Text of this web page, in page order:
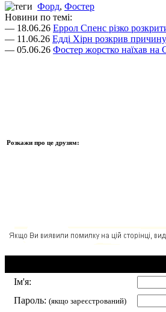
Форд, Фостер
Новини по темі:
— 18.06.26 Еррол Спенс різко
— 11.06.26 Едді Хірн розкрив
— 05.06.26 Фостер жорстко наїхав на
Розкажи про це друзям:
Ім'я:
Пароль: (якщо зареєстрований)